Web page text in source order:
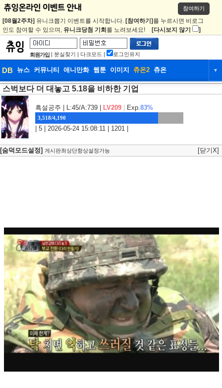
참여하기
[08월2주차] 유니크뽑기 이벤트를 시작합니다. [참여하기] 를 누르시면 비로그
인도 참여할 수 있으며, 유니크당첨 기회 를 노려보세요! [다시보지 않기 ]
회원가입 | 분실찾기 | 다크모드 | 로그인유지
DB 뉴스 커뮤니티 애니만화 웹툰 이미지 츄온2 츄온 ▼
DB 뉴스 커뮤니티
웹툰 이미지 츄온2
스벅보다 더 대놓고 5.18을 비하한 기업
흑설공주 | L:45/A:739 | LV209 Exp.83%
3,518/4,190
| 5 | 2026-05-24 15:08:11 | 1201 |
[숨덕모드설정] 게시판최상단항상설정가능 [닫기X]